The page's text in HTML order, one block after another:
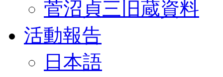
菅沼貞三旧蔵資料
活動報告
日本語